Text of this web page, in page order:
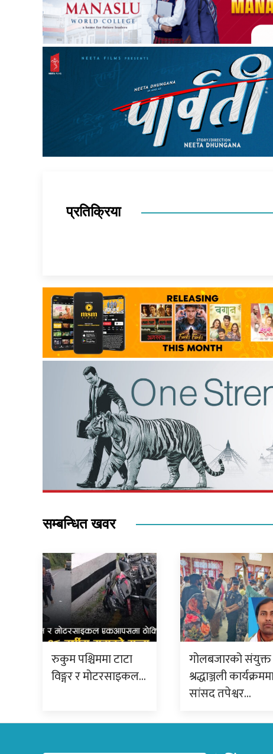
प्रतिक्रिया
सम्बन्धित खवर
रुकुम पश्चिममा टाटा
विङ्गर र मोटरसाइकल…
गोलबजारको संयुक्त
श्रद्धाञ्जली
सांसद तपेश्वर…